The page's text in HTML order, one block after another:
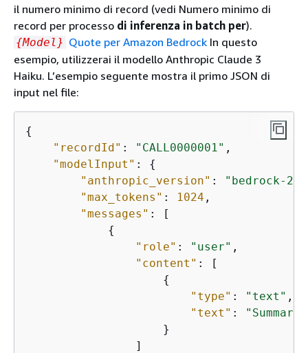
il numero minimo di record (vedi Numero minimo di
record per processo di inferenza in batch per).
{Model} Quote per Amazon Bedrock In questo
esempio, utilizzerai il modello Anthropic Claude 3
Haiku. L’esempio seguente mostra il primo JSON di
input nel file:
{
"recordId" : "CALL0000001" ,
"modelInput" : {
"anthropic_version" :
"bedrock-
"max_tokens" : 1024 ,
"messages" : [
{
"role" : "user" ,
"content" : [
{
"type" : "text" ,
"text" :
                    }
                ]